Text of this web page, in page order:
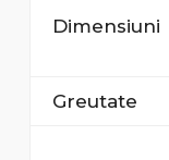
Dimensiuni
Greutate